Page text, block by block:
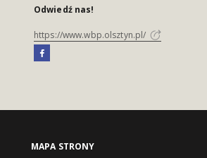
Odwiedź nas!
https://www.wbp.olsztyn.pl/
MAPA STRONY